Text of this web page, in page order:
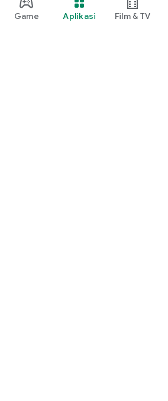
Game Aplikasi Film & TV